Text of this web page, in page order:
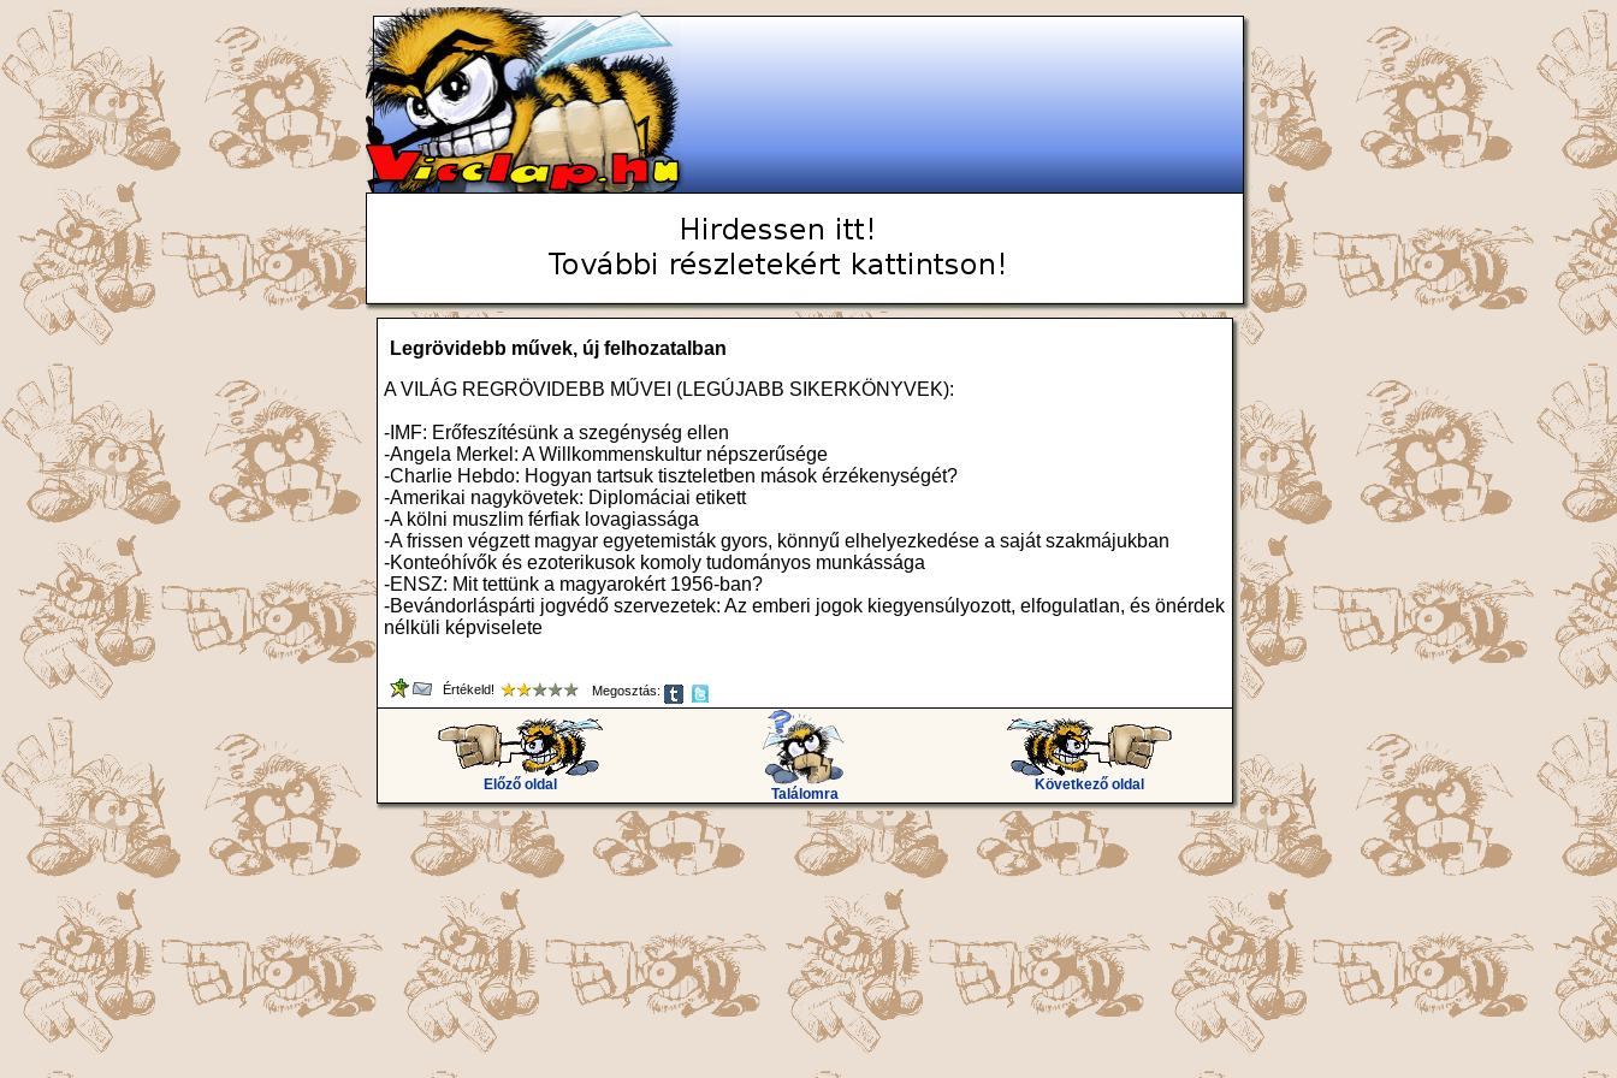
Legrövidebb művek, új felhozatalban
A VILÁG REGRÖVIDEBB MŰVEI (LEGÚJABB SIKERKÖNYVEK):
-IMF: Erőfeszítésünk a szegénység ellen
-Angela Merkel: A Willkommenskultur népszerűsége
-Charlie Hebdo: Hogyan tartsuk tiszteletben mások érzékenységét?
-Amerikai nagykövetek: Diplomáciai etikett
-A kölni muszlim férfiak lovagiassága
-A frissen végzett magyar egyetemisták gyors, könnyű elhelyezkedése a saját szakmájukban
-Konteóhívők és ezoterikusok komoly tudományos munkássága
-ENSZ: Mit tettünk a magyarokért 1956-ban?
-Bevándorláspárti jogvédő szervezetek: Az emberi jogok kiegyensúlyozott, elfogulatlan, és önérdek
nélküli képviselete
Értékeld! Megosztás:
Előző oldal
Találomra
Következő oldal